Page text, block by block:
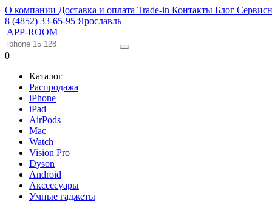
О компании Доставка и оплата Trade-in Контакты Блог
8 (4852) 33-65-95 Ярославль
APP-ROOM
0
Каталог
Распродажа
iPhone
iPad
AirPods
Mac
Watch
Vision Pro
Dyson
Android
Аксессуары
Умные гаджеты